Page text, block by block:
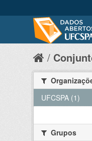
UFCSPA (1)
Grupos